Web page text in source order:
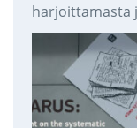
harjoittamasta